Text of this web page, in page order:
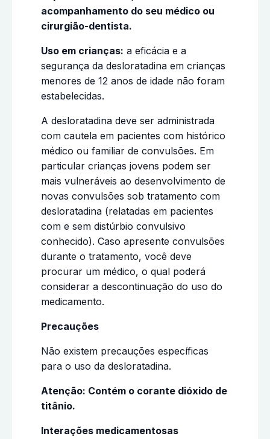
acompanhamento do seu médico ou
cirurgião-dentista.
Uso em crianças: a eficácia e a
segurança da desloratadina em crianças
menores de 12 anos de idade não foram
estabelecidas.
A desloratadina deve ser administrada
com cautela em pacientes com histórico
médico ou familiar de convulsões. Em
particular crianças jovens podem ser
mais vulneráveis ao desenvolvimento de
novas convulsões sob tratamento com
desloratadina (relatadas em pacientes
com e sem distúrbio convulsivo
conhecido). Caso apresente convulsões
durante o tratamento, você deve
procurar um médico, o qual poderá
considerar a descontinuação do uso do
medicamento.
Precauções
Não existem precauções específicas
para o uso da desloratadina.
Atenção: Contém o corante dióxido de
titânio.
Interações medicamentosas